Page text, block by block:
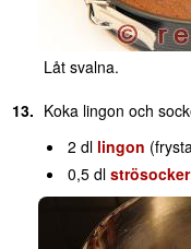
Låt svalna.
Koka lingon och
2 dl lingon
0,5 dlströsocker